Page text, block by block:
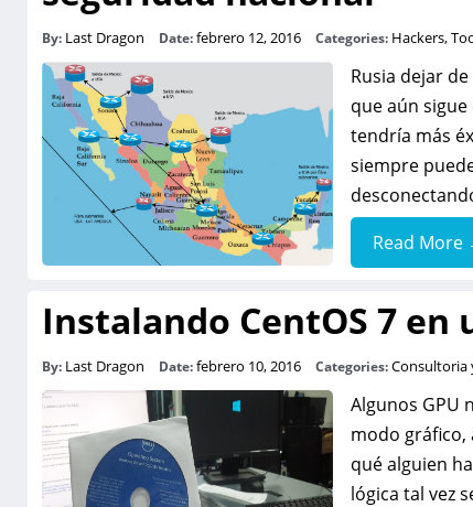
By: Last Dragon Date:febrero 12, 2016 Categories: Hackers,
Rusia dejar
que aún
tendría más
siempre
Read More
Instalando CentOS 7 en
By: Last Dragon Date:febrero 10, 2016 Categories:Consultoria
Algunos GPU
modo
qué alguien
lógica tal vez